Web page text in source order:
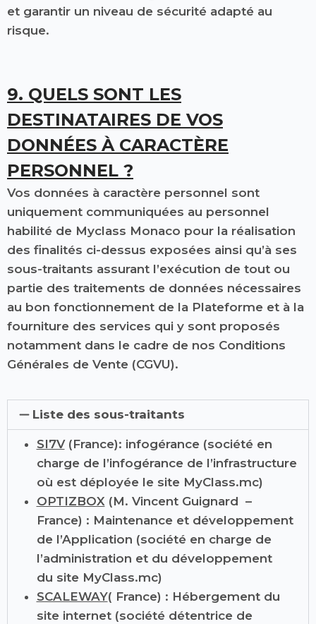
et garantir un niveau de sécurité adapté au
risque.
9. QUELS SONT LES
DESTINATAIRES DE VOS
DONNÉES À CARACTÈRE
PERSONNEL ?
Vos données à caractère personnel sont
uniquement communiquées au personnel
habilité de Myclass Monaco pour la réalisation
des finalités ci-dessus exposées ainsi qu’à ses
sous-traitants assurant l’exécution de tout ou
partie des traitements de données nécessaires
au bon fonctionnement de la Plateforme et à la
fourniture des services qui y sont proposés
notamment dans le cadre de nos Conditions
Générales de Vente (CGVU).
Liste des sous-traitants
SI7V(France): infogérance (société en
charge de l’infogérance de l’infrastructure
où est déployée le site MyClass.mc)
OPTIZBOX (M. Vincent Guignard –
France) : Maintenance et développement
de l’Application (société en charge de
l’administration et du développement
du site MyClass.mc)
SCALEWAY( France) : Hébergement du
site internet (société détentrice de